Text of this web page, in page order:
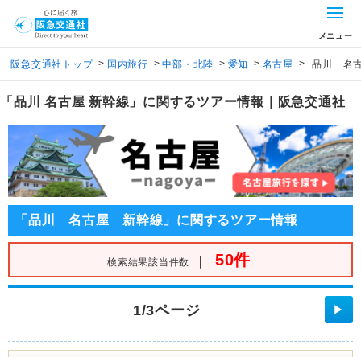
メニュー
阪急交通社トップ > 国内旅行 > 中部・北陸 > 愛知 > 名古屋 > 品川 名
「品川 名古屋 新幹線」に関するツアー情報｜阪急交通社
「品川 名古屋 新幹線」に関するツアー情報
検索結果該当件数 ｜ 50件
1/3ページ ▶